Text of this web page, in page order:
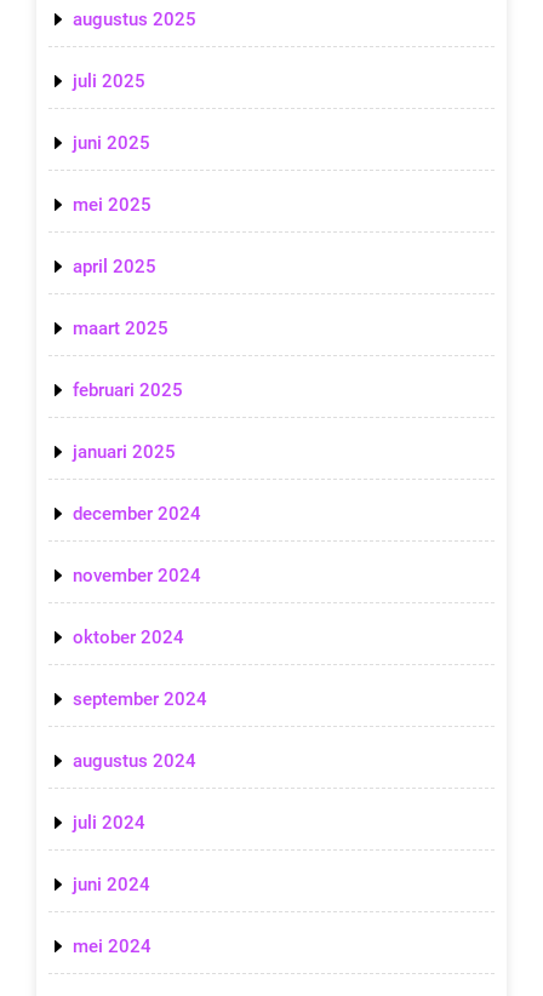
augustus 2025
juli 2025
juni 2025
mei 2025
april 2025
maart 2025
februari 2025
januari 2025
december 2024
november 2024
oktober 2024
september 2024
augustus 2024
juli 2024
juni 2024
mei 2024